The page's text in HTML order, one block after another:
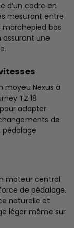
d’un cadre en
mesurant entre
marchepied bas
une
moyeu Nexus à
TZ 18
adapter
de
pédalage
moteur central
de pédalage.
naturelle et
léger même sur